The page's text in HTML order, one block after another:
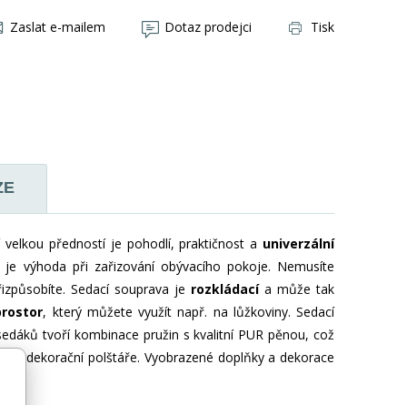
Zaslat e-mailem Dotaz prodejci Tisk
předností je pohodlí, praktičnost a univerzální
výhoda při zařizování obývacího pokoje. Nemusíte
Sedací souprava je rozkládacía může tak
, který můžete využít např. na lůžkoviny. Sedací
tvoří kombinace pružin s kvalitní PUR pěnou, což
dekorační polštáře. Vyobrazené doplňky a dekorace